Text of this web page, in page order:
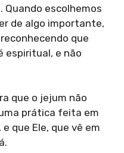
Quando escolhemos
de algo importante,
que
espiritual, e não
que o jejum não
prática feita em
que Ele, que vê em